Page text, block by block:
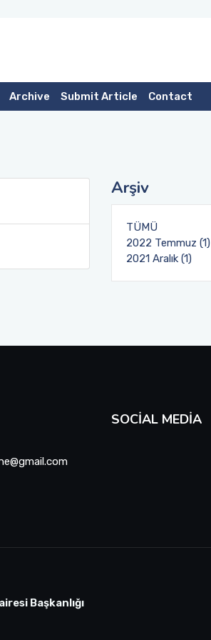
Archive Submit Article Contact
Arşiv
TÜMÜ
2022 Temmuz (1)
2021 Aralık (1)
SOCIAL MEDIA
Başkanlığı